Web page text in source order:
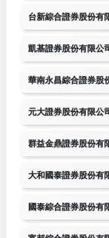
台新綜合證券股份有
凱基證券股份有限公
華南永昌綜合證券股
元大證券股份有限公
群益金鼎證券股份有
大和國泰證券股份有
國泰綜合證券股份有